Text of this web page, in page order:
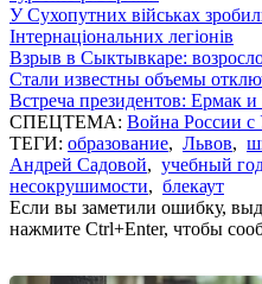
У Сухопутних військах
Інтернаціональних легіонів
Взрыв в Сыктывкаре:
Стали известны объемы
Встреча президентов: Ермак
СПЕЦТЕМА: Война России с
ТЕГИ: образование, Львов,
Андрей Садовой, учебный
несокрушимости, блекаут
Если вы заметили ошибку,
нажмите Ctrl+Enter, чтобы